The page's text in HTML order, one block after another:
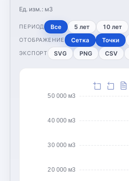
Ед. изм.: м3
ПЕРИОД Все 5 лет 10 лет
ОТОБРАЖЕНИЕ Сетка Точки
ЭКСПОРТ SVG PNG CSV
20 000 м3
30 000 м3
40 000 м3
50 000 м3